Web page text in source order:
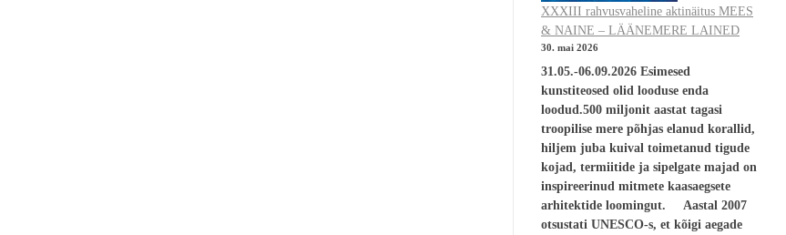
XXXIII rahvusvaheline aktinäitus MEES
& NAINE – LÄÄNEMERE LAINED
30. mai 2026
31.05.-06.09.2026 Esimesed
kunstiteosed olid looduse enda
loodud.500 miljonit aastat tagasi
troopilise mere põhjas elanud korallid,
hiljem juba kuival toimetanud tigude
kojad, termiitide ja sipelgate majad on
inspireerinud mitmete kaasaegsete
arhitektide loomingut. Aastal 2007
otsustati UNESCO-s, et kõigi aegade